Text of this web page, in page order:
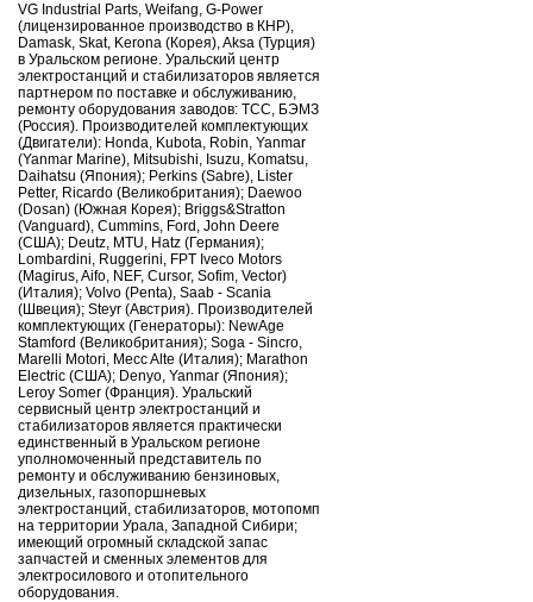
VG Industrial Parts, Weifang, G-Power
(лицензированное производство в КНР),
Damask, Skat, Kerona (Корея), Aksa (Турция)
в Уральском регионе. Уральский центр
электростанций и стабилизаторов является
партнером по поставке и обслуживанию,
ремонту оборудования заводов: ТСС, БЭМЗ
(Россия). Производителей комплектующих
(Двигатели): Honda, Kubota, Robin, Yanmar
(Yanmar Marine), Mitsubishi, Isuzu, Komatsu,
Daihatsu (Япония); Perkins (Sabre), Lister
Petter, Ricardo (Великобритания); Daewoo
(Dosan) (Южная Корея); Briggs&Stratton
(Vanguard), Cummins, Ford, John Deere
(США); Deutz, MTU, Hatz (Германия);
Lombardini, Ruggerini, FPT Iveco Motors
(Magirus, Aifo, NEF, Cursor, Sofim, Vector)
(Италия); Volvo (Penta), Saab - Scania
(Швеция); Steyr (Австрия). Производителей
комплектующих (Генераторы): NewAge
Stamford (Великобритания); Soga - Sincro,
Marelli Motori, Mecc Alte (Италия); Marathon
Electric (США); Denyo, Yanmar (Япония);
Leroy Somer (Франция). Уральский
сервисный центр электростанций и
стабилизаторов является практически
единственный в Уральском регионе
уполномоченный представитель по
ремонту и обслуживанию бензиновых,
дизельных, газопоршневых
электростанций, стабилизаторов, мотопомп
на территории Урала, Западной Сибири;
имеющий огромный складской запас
запчастей и сменных элементов для
электросилового и отопительного
оборудования.